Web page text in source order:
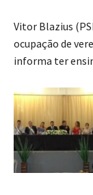
Vitor Blazius
ocupação de
informa ter